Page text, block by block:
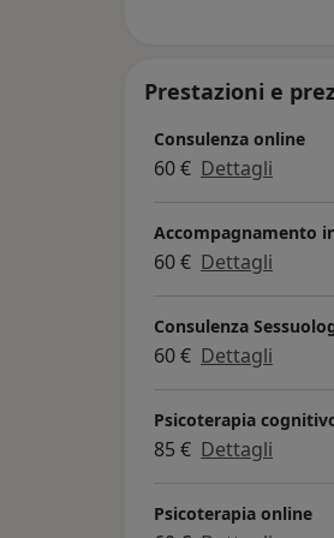
Prestazioni e
Consulenza online
60 € Dettagli
Accompagnamento
60 € Dettagli
Consulenza
60 € Dettagli
Psicoterapia
85 € Dettagli
Psicoterapia online